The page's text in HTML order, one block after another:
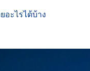
อะไรได้บ้าง